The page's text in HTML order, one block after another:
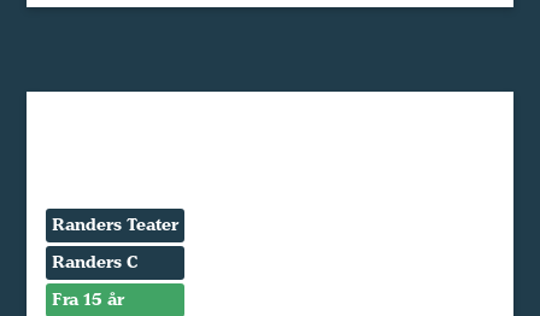
Randers Teater
Randers C
Fra 15 år